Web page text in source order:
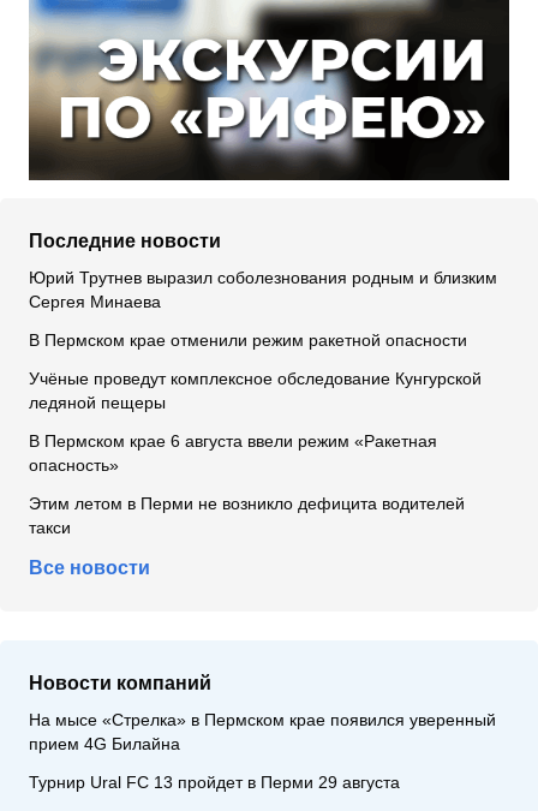
Последние новости
Юрий Трутнев выразил соболезнования родным и близким
Сергея Минаева
В Пермском крае отменили режим ракетной опасности
Учёные проведут комплексное обследование Кунгурской
ледяной пещеры
В Пермском крае 6 августа ввели режим «Ракетная
опасность»
Этим летом в Перми не возникло дефицита водителей
такси
Все новости
Новости компаний
На мысе «Стрелка» в Пермском крае появился уверенный
прием 4G Билайна
Турнир Ural FC 13 пройдет в Перми 29 августа